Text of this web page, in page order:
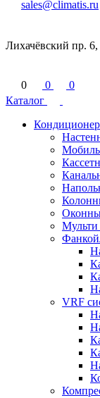
sales@climatis.ru
Лихачёвский пр.
0 0
0
Каталог
Мульти
VRF